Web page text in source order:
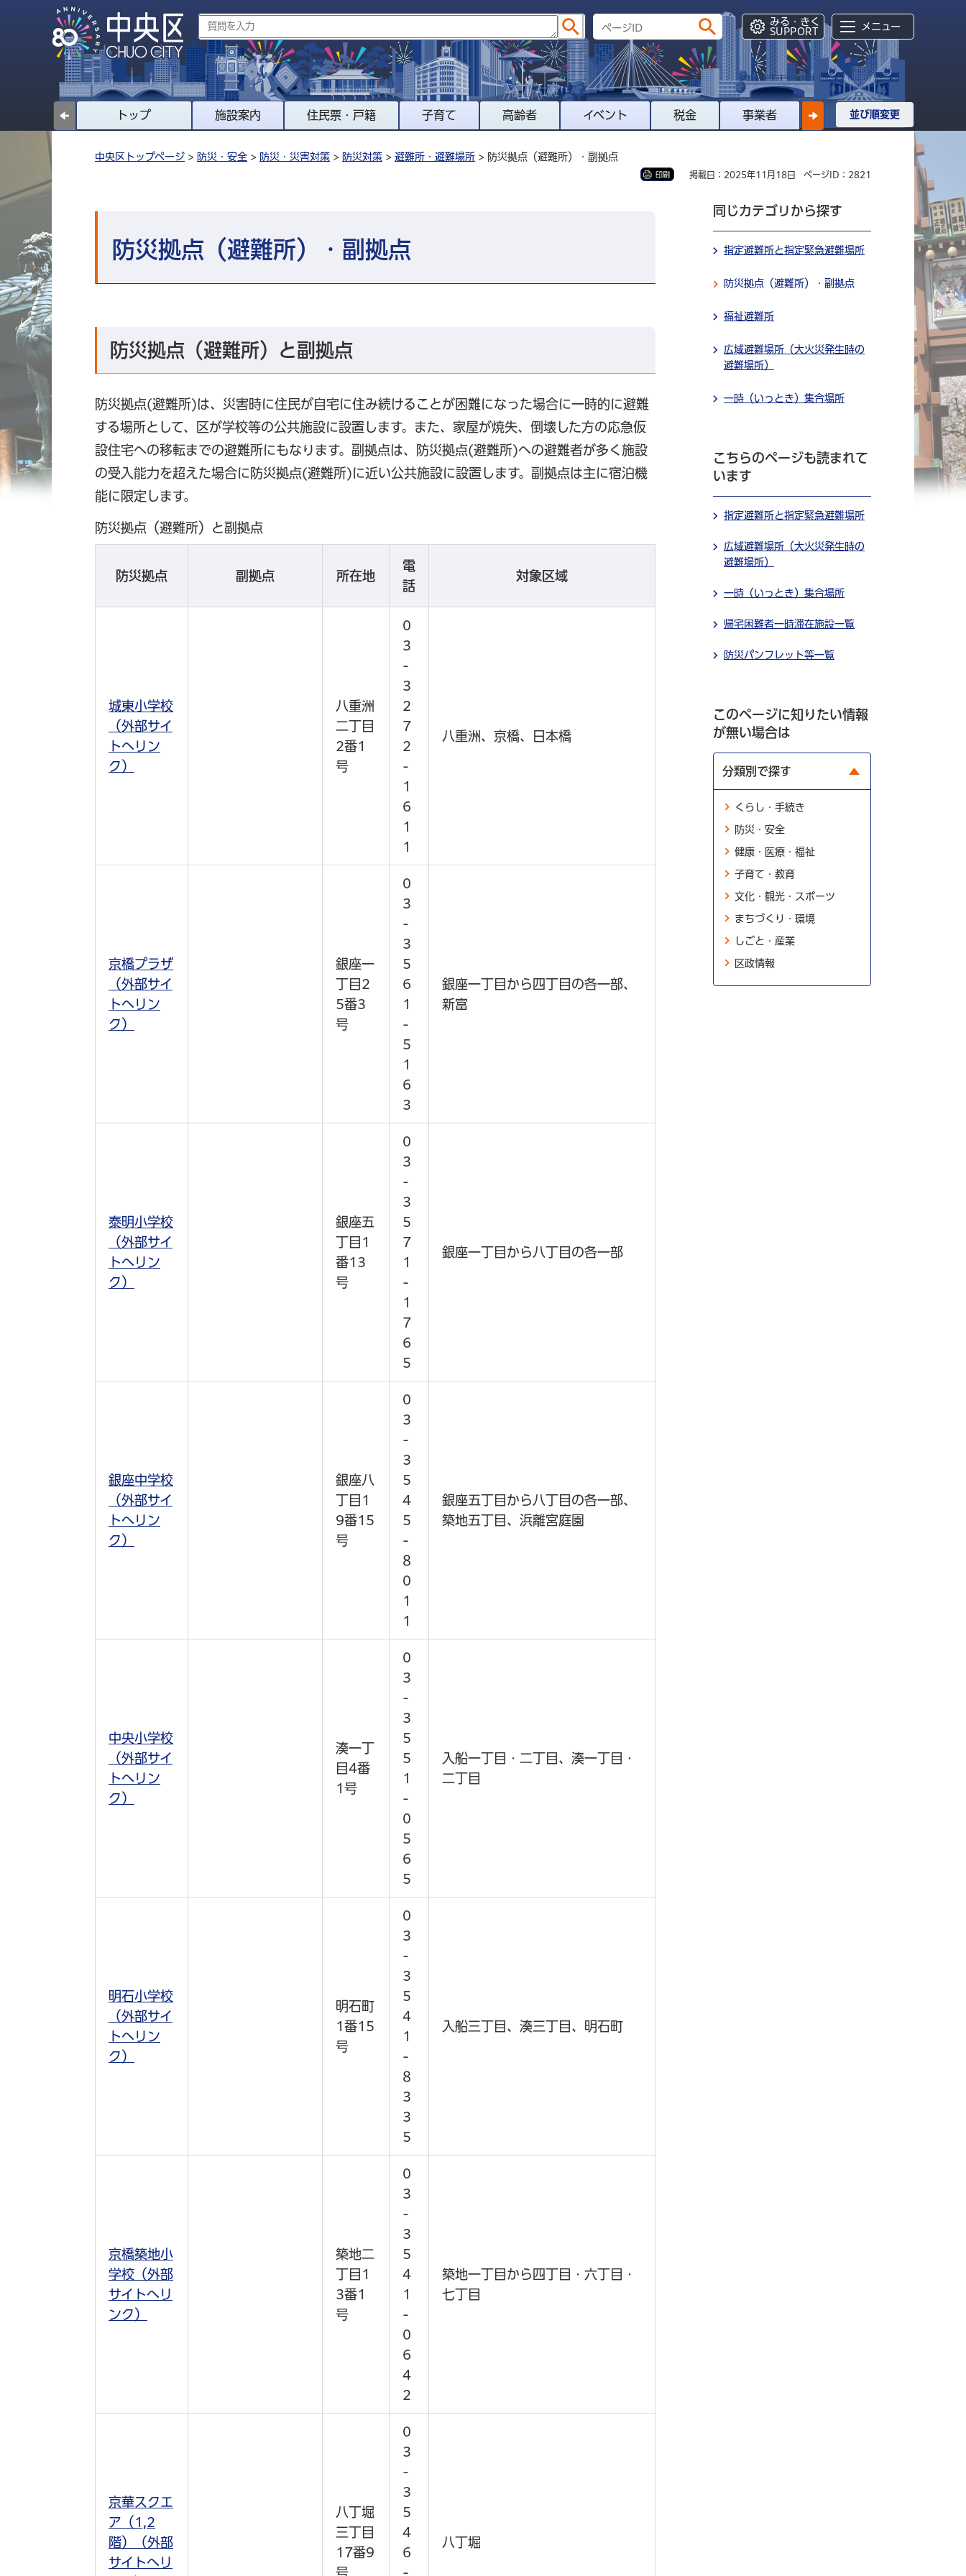
みる・きく
SUPPORT
メニュー
トップ 施設案内 住民票・戸籍 子育て 高齢者 イベント 税金 事業者 並び順変更
中央区トップページ > 防災・安全 > 防災・災害対策 > 防災対策 > 避難所・避難場所 > 防災拠点（避難所）・副拠点
印刷 掲載日：2025年11月18日 ページID：2821
防災拠点（避難所）・副拠点
防災拠点（避難所）と副拠点
防災拠点(避難所)は、災害時に住民が自宅に住み続けることが困難になった場合に一時的に避難
する場所として、区が学校等の公共施設に設置します。また、家屋が焼失、倒壊した方の応急仮
設住宅への移転までの避難所にもなります。副拠点は、防災拠点(避難所)への避難者が多く施設
の受入能力を超えた場合に防災拠点(避難所)に近い公共施設に設置します。副拠点は主に宿泊機
能に限定します。
防災拠点（避難所）と副拠点
防災拠点 副拠点 所在地
電
話
対象区域
城東小学校
（外部サイ
トへリン
ク）
八重洲
二丁目
2番1
号
0
3
-
3
2
7
2
-
1
6
1
1
八重洲、京橋、日本橋
京橋プラザ
（外部サイ
トへリン
ク）
銀座一
丁目2
5番3
号
0
3
-
3
5
6
1
-
5
1
6
3
銀座一丁目から四丁目の各一部、
新富
泰明小学校
（外部サイ
トへリン
ク）
銀座五
丁目1
番13
号
0
3
-
3
5
7
1
-
1
7
6
5
銀座一丁目から八丁目の各一部
銀座中学校
（外部サイ
トへリン
ク）
銀座八
丁目1
9番15
号
0
3
-
3
5
4
5
-
8
0
1
1
銀座五丁目から八丁目の各一部、
築地五丁目、浜離宮庭園
中央小学校
（外部サイ
トへリン
ク）
湊一丁
目4番
1号
0
3
-
3
5
5
1
-
0
5
6
5
入船一丁目・二丁目、湊一丁目・
二丁目
明石小学校
（外部サイ
トへリン
ク）
明石町
1番15
号
0
3
-
3
5
4
1
-
8
3
3
5
入船三丁目、湊三丁目、明石町
京橋築地小
学校（外部
サイトへリ
ンク）
築地二
丁目1
3番1
号
0
3
-
3
5
4
1
-
0
6
4
2
築地一丁目から四丁目・六丁目・
七丁目
京華スクエ
ア（1,2
階）（外部
サイトへリ
八丁堀
三丁目
17番9
号
0
3
-
3
5
4
6
-
八丁堀
同じカテゴリから探す
指定避難所と指定緊急避難場所
防災拠点（避難所）・副拠点
福祉避難所
広域避難場所（大火災発生時の
避難場所）
一時（いっとき）集合場所
こちらのページも読まれて
います
指定避難所と指定緊急避難場所
広域避難場所（大火災発生時の
避難場所）
一時（いっとき）集合場所
帰宅困難者一時滞在施設一覧
防災パンフレット等一覧
このページに知りたい情報
が無い場合は
分類別で探す
くらし・手続き
防災・安全
健康・医療・福祉
子育て・教育
文化・観光・スポーツ
まちづくり・環境
しごと・産業
区政情報